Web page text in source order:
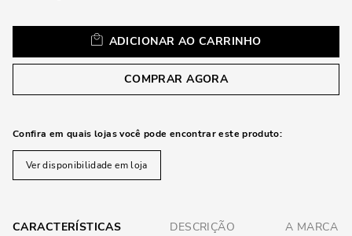
ADICIONAR AO CARRINHO
COMPRAR AGORA
Confira em quais lojas você pode encontrar este produto:
Ver disponibilidade em loja
CARACTERÍSTICAS DESCRIÇÃO A MARCA